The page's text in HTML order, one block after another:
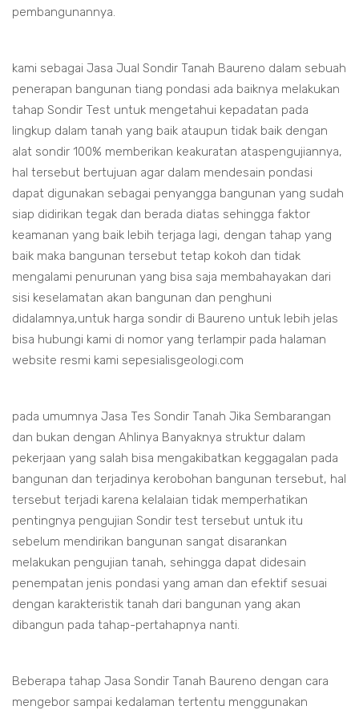
pembangunannya.
kami sebagai Jasa Jual Sondir Tanah Baureno dalam sebuah
penerapan bangunan tiang pondasi ada baiknya melakukan
tahap Sondir Test untuk mengetahui kepadatan pada
lingkup dalam tanah yang baik ataupun tidak baik dengan
alat sondir 100% memberikan keakuratan ataspengujiannya,
hal tersebut bertujuan agar dalam mendesain pondasi
dapat digunakan sebagai penyangga bangunan yang sudah
siap didirikan tegak dan berada diatas sehingga faktor
keamanan yang baik lebih terjaga lagi, dengan tahap yang
baik maka bangunan tersebut tetap kokoh dan tidak
mengalami penurunan yang bisa saja membahayakan dari
sisi keselamatan akan bangunan dan penghuni
didalamnya,untuk harga sondir di Baureno untuk lebih jelas
bisa hubungi kami di nomor yang terlampir pada halaman
website resmi kami sepesialisgeologi.com
pada umumnya Jasa Tes Sondir Tanah Jika Sembarangan
dan bukan dengan Ahlinya Banyaknya struktur dalam
pekerjaan yang salah bisa mengakibatkan keggagalan pada
bangunan dan terjadinya kerobohan bangunan tersebut, hal
tersebut terjadi karena kelalaian tidak memperhatikan
pentingnya pengujian Sondir test tersebut untuk itu
sebelum mendirikan bangunan sangat disarankan
melakukan pengujian tanah, sehingga dapat didesain
penempatan jenis pondasi yang aman dan efektif sesuai
dengan karakteristik tanah dari bangunan yang akan
dibangun pada tahap-pertahapnya nanti.
Beberapa tahap Jasa Sondir Tanah Baureno dengan cara
mengebor sampai kedalaman tertentu menggunakan